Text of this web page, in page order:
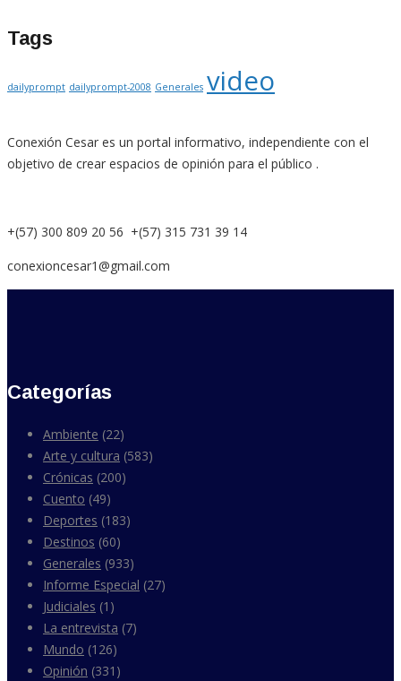
Tags
dailyprompt dailyprompt-2008 Generales video
Conexión Cesar es un portal informativo, independiente con el
objetivo de crear espacios de opinión para el público .
+(57) 300 809 20 56 +(57) 315 731 39 14
conexioncesar1@gmail.com
Categorías
Ambiente (22)
Arte y cultura (583)
Crónicas (200)
Cuento (49)
Deportes (183)
Destinos (60)
Generales (933)
Informe Especial (27)
Judiciales (1)
La entrevista (7)
Mundo (126)
Opinión (331)